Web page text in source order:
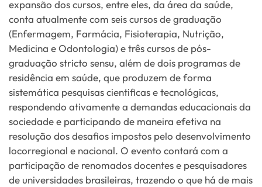
expansão dos cursos, entre eles, da área da saúde,
conta atualmente com seis cursos de graduação
(Enfermagem, Farmácia, Fisioterapia, Nutrição,
Medicina e Odontologia) e três cursos de pós-
graduação stricto sensu, além de dois programas de
residência em saúde, que produzem de forma
sistemática pesquisas cientificas e tecnológicas,
respondendo ativamente a demandas educacionais da
sociedade e participando de maneira efetiva na
resolução dos desafios impostos pelo desenvolvimento
locorregional e nacional. O evento contará com a
participação de renomados docentes e pesquisadores
de universidades brasileiras, trazendo o que há de mais